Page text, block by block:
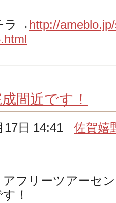
ラ→ http://
間近です！
17日 14:41佐賀嬉
フリーツアーセ
！